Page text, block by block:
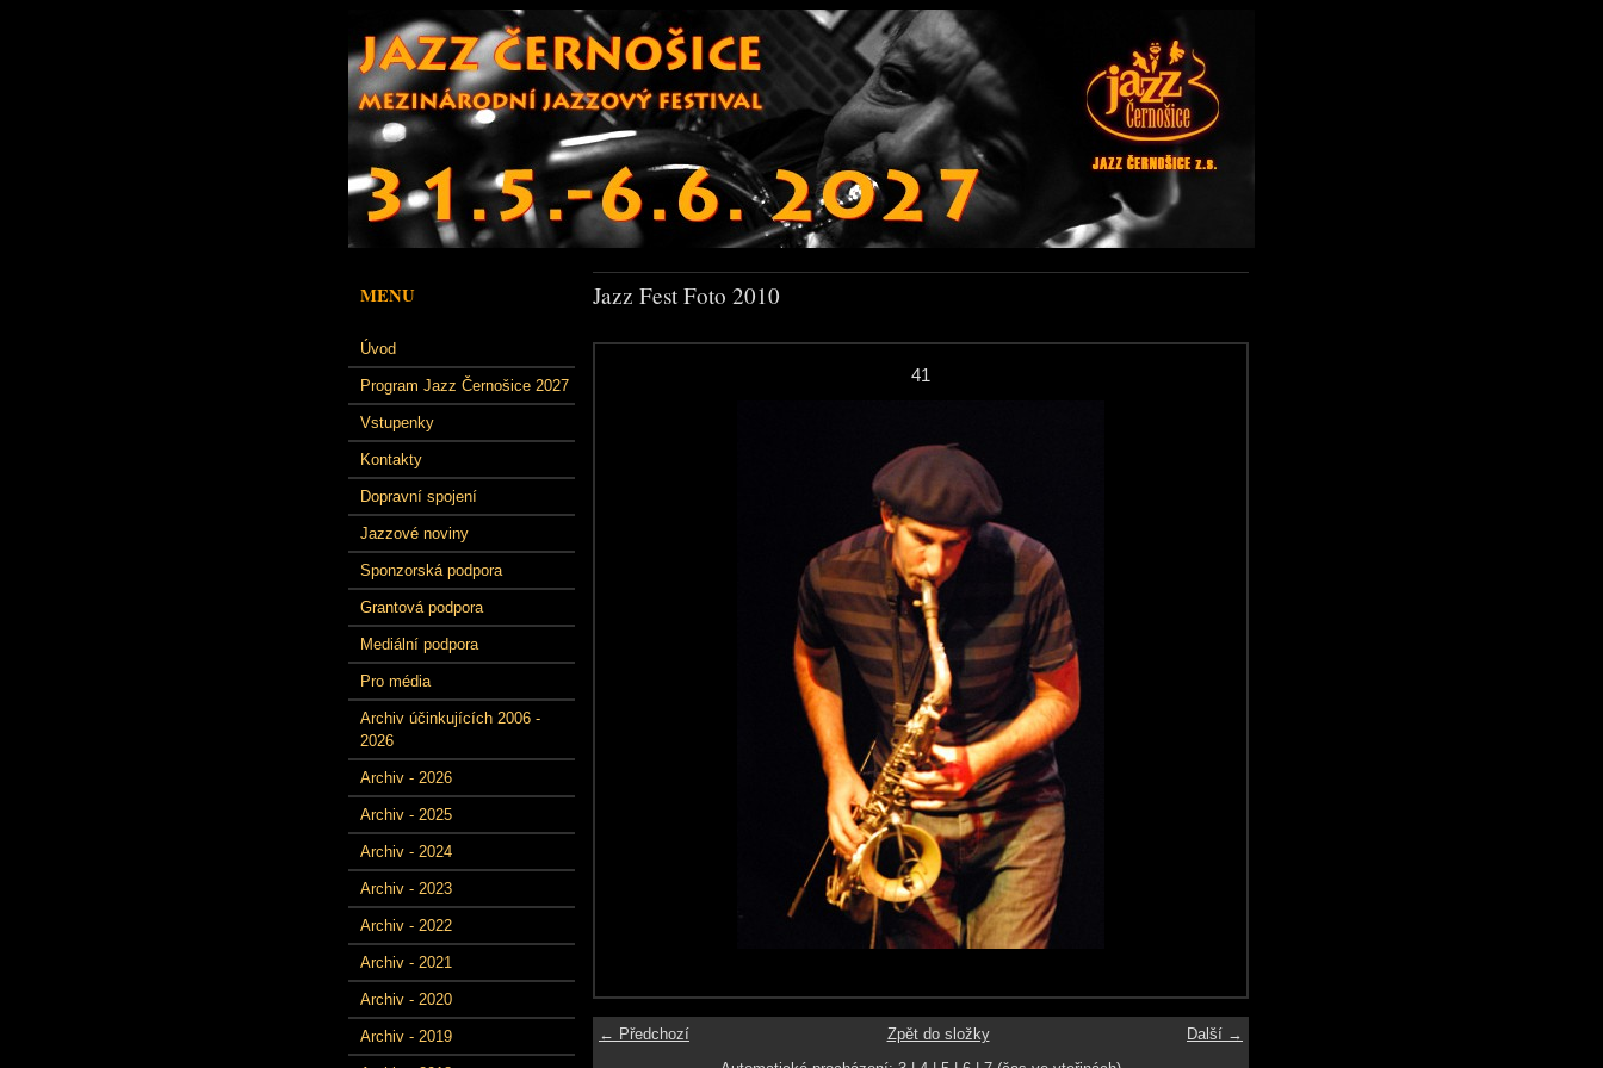
MENU
Úvod
Program Jazz Černošice 2027
Vstupenky
Kontakty
Dopravní spojení
Jazzové noviny
Sponzorská podpora
Grantová podpora
Mediální podpora
Pro média
Archiv účinkujících 2006 -
2026
Archiv - 2026
Archiv - 2025
Archiv - 2024
Archiv - 2023
Archiv - 2022
Archiv - 2021
Archiv - 2020
Archiv - 2019
Jazz Fest Foto 2010
41
← Předchozí Další →
Zpět do složky